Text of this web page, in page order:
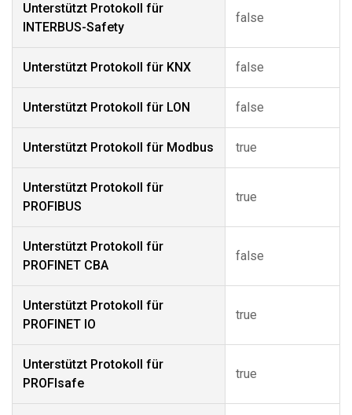
Unterstützt Protokoll für
INTERBUS-Safety
false
Unterstützt Protokoll für KNX false
Unterstützt Protokoll für LON false
Unterstützt Protokoll für Modbus true
Unterstützt Protokoll für
PROFIBUS
true
Unterstützt Protokoll für
PROFINET CBA
false
Unterstützt Protokoll für
PROFINET IO
true
Unterstützt Protokoll für
PROFIsafe
true